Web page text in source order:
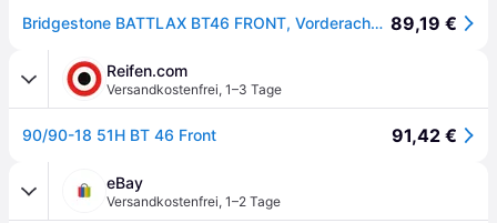
Bridgestone BATTLAX BT46 FRONT, Vorderachse 90/90 -18 51H TL 89,19 €
Reifen.com
Versandkostenfrei, 1–3 Tage
90/90-18 51H BT 46 Front 91,42 €
eBay
Versandkostenfrei, 1–2 Tage